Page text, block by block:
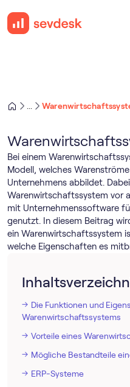
Bei einem
Modell, welches
Unternehmens abbildet.
Warenwirtschaftssystem vor
mit Unternehmenssoftware
genutzt. In diesem Beitrag
ein Warenwirtschaftssystem
welche Eigenschaften es
Die Funktionen und
Warenwirtschaftssystems
Vorteile eines
Mögliche Bestandteile
ERP-Systeme